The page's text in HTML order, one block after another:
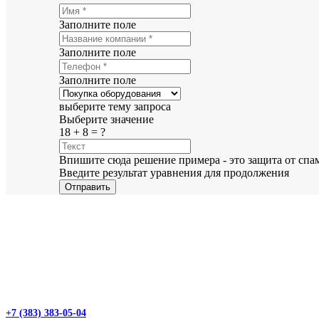
Заполните поле
Заполните поле
Заполните поле
выберите тему запроса
Выберите значение
18 + 8 = ?
Впишите сюда решение примера - это защита от
Введите результат уравнения для продолжения
Отправить
+7 (383) 383-05-04